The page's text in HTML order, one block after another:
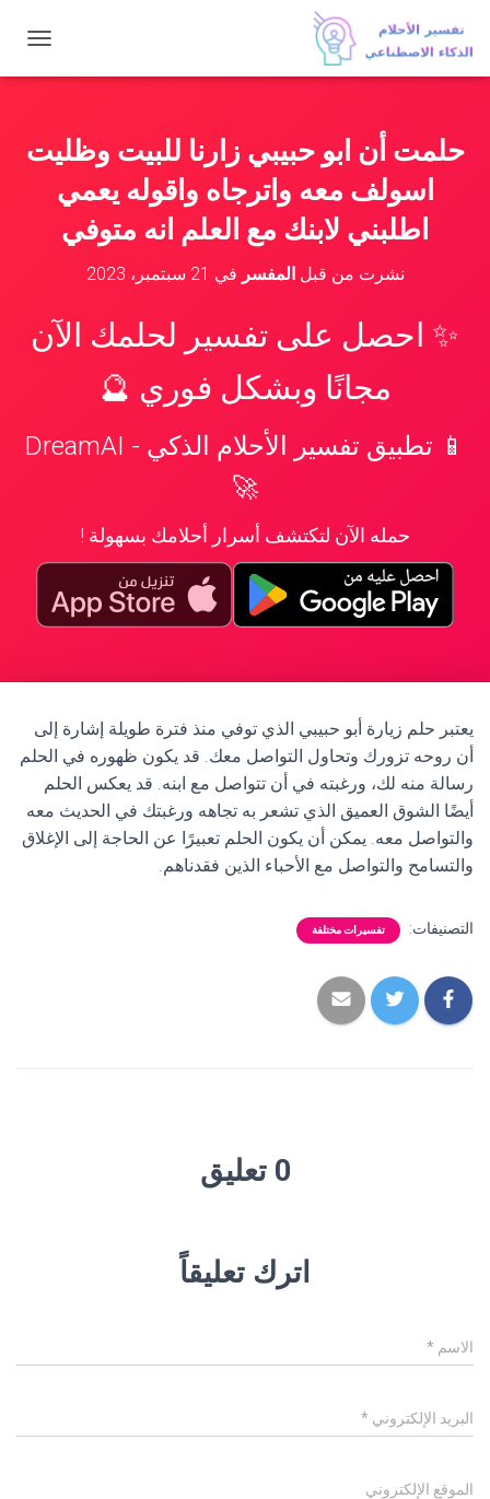
ب
ا
حلمت أن ابو حبيبي زارنا للبيت وظليت
اسولف معه واترجاه واقوله يعمي
اطلبني لابنك مع العلم انه متوفي
نشرت من قبلالمفسر في 21 سبتمبر، 2023
✨ احصل على تفسير لحلمك الآن
مجانًا وبشكل فوري 🔮
📱 تطبيق تفسير الأحلام الذكي - DreamAI
🚀
حمله الآن لتكتشف أسرار أحلامك بسهولة !
يعتبر حلم زيارة أبو حبيبي الذي توفي منذ فترة طويلة إشارة إلى
أن روحه تزورك وتحاول التواصل معك. قد يكون ظهوره في الحلم
رسالة منه لك، ورغبته في أن تتواصل مع ابنه. قد يعكس الحلم
أيضًا الشوق العميق الذي تشعر به تجاهه ورغبتك في الحديث معه
والتواصل معه. يمكن أن يكون الحلم تعبيرًا عن الحاجة إلى الإغلاق
والتسامح والتواصل مع الأحباء الذين فقدناهم.
التصنيفات: تفسيرات مختلفة
0 تعليق
اترك تعليقاً
الاسم *
البريد الإلكتروني *
الموقع الإلكتروني